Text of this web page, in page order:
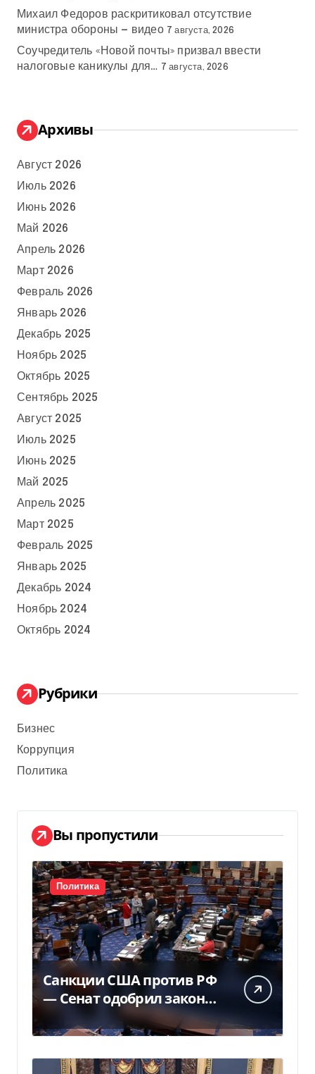
Михаил Федоров раскритиковал отсутствие
министра обороны — видео 7 августа, 2026
Соучредитель «Новой почты» призвал ввести
налоговые каникулы для… 7 августа, 2026
Архивы
Август 2026
Июль 2026
Июнь 2026
Май 2026
Апрель 2026
Март 2026
Февраль 2026
Январь 2026
Декабрь 2025
Ноябрь 2025
Октябрь 2025
Сентябрь 2025
Август 2025
Июль 2025
Июнь 2025
Май 2025
Апрель 2025
Март 2025
Февраль 2025
Январь 2025
Декабрь 2024
Ноябрь 2024
Октябрь 2024
Рубрики
Бизнес
Коррупция
Политика
Вы пропустили
Политика
Санкции США против РФ
— Сенат одобрил закон
Грема — Фокус